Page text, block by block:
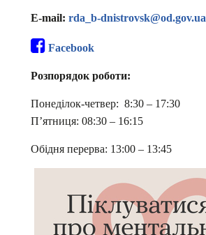
E-mail: rda_b-dnistrovsk@od.gov.ua
Facebook
Розпорядок роботи:
Понеділок-четвер: 8:30 – 17:30
П’ятниця: 08:30 – 16:15
Обідня перерва: 13:00 – 13:45